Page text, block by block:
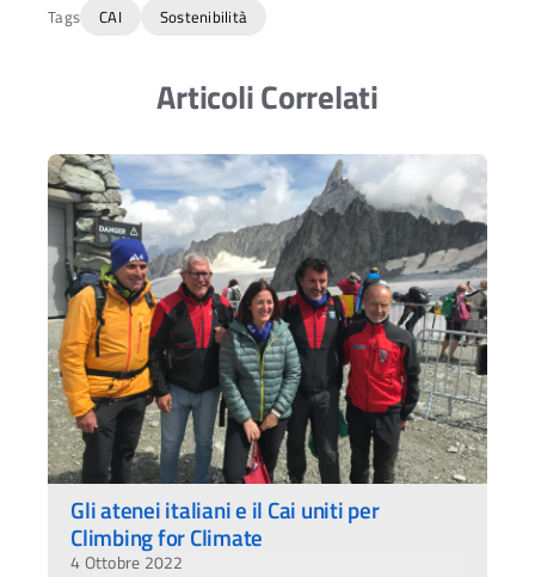
Tags
CAI Sostenibilità
Articoli Correlati
Gli atenei italiani e il Cai uniti per
Climbing for Climate
4 Ottobre 2022